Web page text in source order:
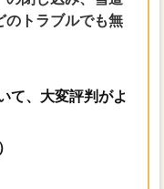
のトラブルでも無
て、大変評判がよ